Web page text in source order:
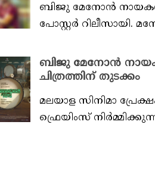
ബിജു മേനോൻ
പോസ്റ്റർ റിലീസായി.
ബിജു മേനോൻ
ചിത്രത്തിന് തുടക്കം
മലയാള സിനിമാ
ഫ്രെയിംസ്